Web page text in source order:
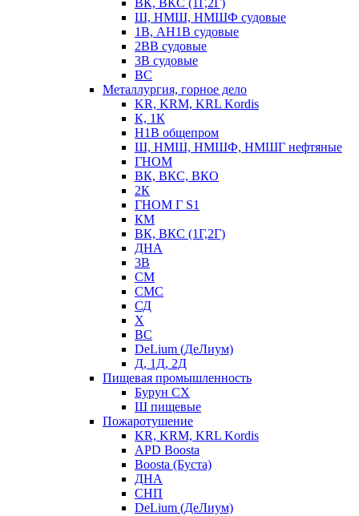
ВК, ВКС (1Г,2Г)
Ш, НМШ, НМШФ судовые
1В, АН1В судовые
2ВВ судовые
3В судовые
ВС
Металлургия, горное дело
KR, KRM, KRL Kordis
К, 1К
Н1В общепром
Ш, НМШ, НМШФ, НМШГ нефтяные
ГНОМ
ВК, ВКС, ВКО
2К
ГНОМ Г S1
КМ
ВК, ВКС (1Г,2Г)
ДНА
3В
СМ
СМС
СД
Х
ВС
DeLium (ДеЛиум)
Д, 1Д, 2Д
Пищевая промышленность
Бурун СХ
Ш пищевые
Пожаротушение
KR, KRM, KRL Kordis
APD Boosta
Boosta (Буста)
ДНА
СНП
DeLium (ДеЛиум)